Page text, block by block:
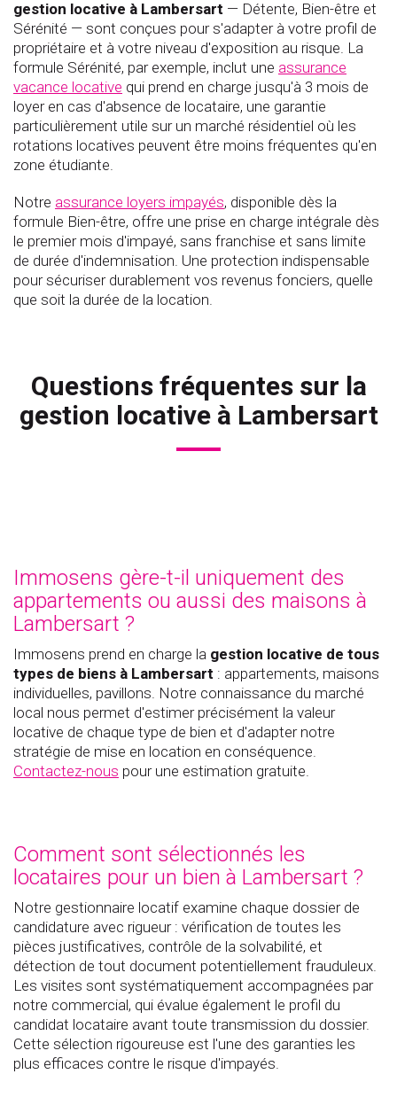
gestion locative à Lambersart — Détente, Bien-être et
Sérénité — sont conçues pour s'adapter à votre profil de
propriétaire et à votre niveau d'exposition au risque. La
formule Sérénité, par exemple, inclut une assurance
vacance locative qui prend en charge jusqu'à 3 mois de
loyer en cas d'absence de locataire, une garantie
particulièrement utile sur un marché résidentiel où les
rotations locatives peuvent être moins fréquentes qu'en
zone étudiante.
Notre assurance loyers impayés, disponible dès la
formule Bien-être, offre une prise en charge intégrale dès
le premier mois d'impayé, sans franchise et sans limite
de durée d'indemnisation. Une protection indispensable
pour sécuriser durablement vos revenus fonciers, quelle
que soit la durée de la location.
Questions fréquentes sur la
gestion locative à Lambersart
Immosens gère-t-il uniquement des
appartements ou aussi des maisons à
Lambersart ?
Immosens prend en charge la gestion locative de tous
types de biens à Lambersart : appartements, maisons
individuelles, pavillons. Notre connaissance du marché
local nous permet d'estimer précisément la valeur
locative de chaque type de bien et d'adapter notre
stratégie de mise en location en conséquence.
Contactez-nous pour une estimation gratuite.
Comment sont sélectionnés les
locataires pour un bien à Lambersart ?
Notre gestionnaire locatif examine chaque dossier de
candidature avec rigueur : vérification de toutes les
pièces justificatives, contrôle de la solvabilité, et
détection de tout document potentiellement frauduleux.
Les visites sont systématiquement accompagnées par
notre commercial, qui évalue également le profil du
candidat locataire avant toute transmission du dossier.
Cette sélection rigoureuse est l'une des garanties les
plus efficaces contre le risque d'impayés.